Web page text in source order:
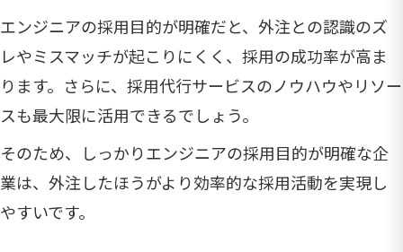
エンジニアの採用目的が明確だと、外注との認識のズ
レやミスマッチが起こりにくく、採用の成功率が高ま
ります。さらに、採用代行サービスのノウハウやリソー
スも最大限に活用できるでしょう。
そのため、しっかりエンジニアの採用目的が明確な企
業は、外注したほうがより効率的な採用活動を実現し
やすいです。